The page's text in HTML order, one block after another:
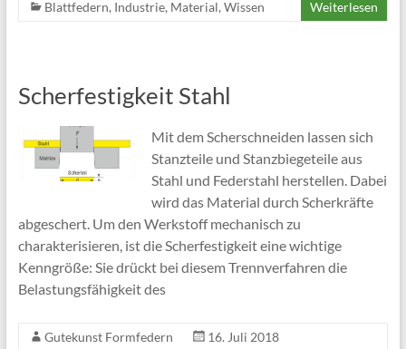
Blattfedern, Industrie, Material, Wissen Weiterlesen
Scherfestigkeit Stahl
Mit dem Scherschneiden lassen sich
Stanzteile und Stanzbiegeteile aus
Stahl und Federstahl herstellen. Dabei
wird das Material durch Scherkräfte
abgeschert. Um den Werkstoff mechanisch zu
charakterisieren, ist die Scherfestigkeit eine wichtige
Kenngröße: Sie drückt bei diesem Trennverfahren die
Belastungsfähigkeit des
Gutekunst Formfedern
16. Juli 2018